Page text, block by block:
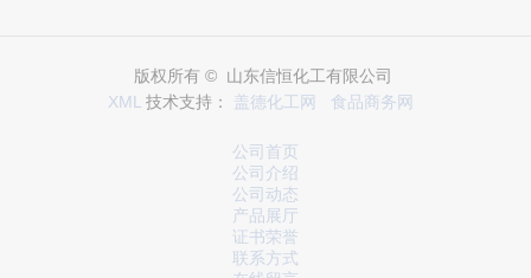
版权所有 © 山东信恒化工有限公司
XML 技术支持： 盖德化工网 食品商务网
公司首页
公司介绍
公司动态
产品展厅
证书荣誉
联系方式